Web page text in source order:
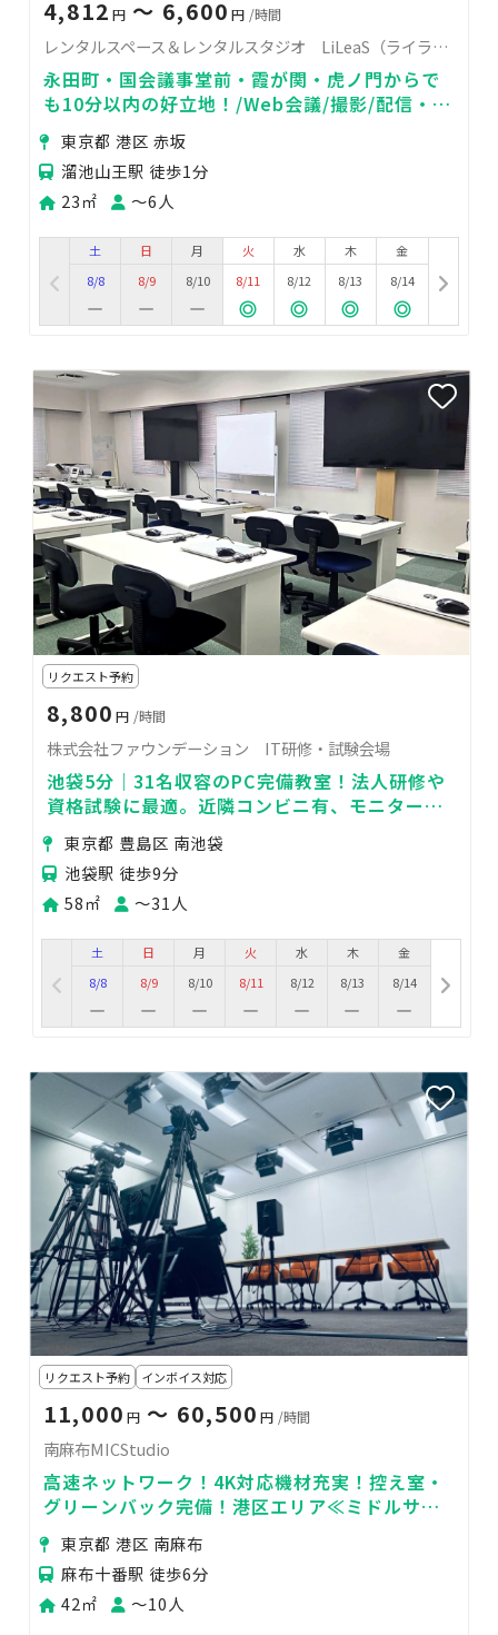
4,812 円 〜 6,600 円 /時間
レンタルスペース＆レンタルスタジオ LiLeaS（ライラス）RoomB
永田町・国会議事堂前・霞が関・虎ノ門からで
も10分以内の好立地！/Web会議/撮影/配信・撮
影サポート/スタジオ撮影/機材持ち込み可
東京都 港区 赤坂
溜池山王駅 徒歩1分
23㎡
〜6人
土
8/8
日
8/9
月
8/10
火
8/11
水
8/12
木
8/13
金
8/14
リクエスト予約
8,800 円 /時間
株式会社ファウンデーション IT研修・試験会場
池袋5分｜31名収容のPC完備教室！法人研修や
資格試験に最適。近隣コンビニ有、モニター・
Wi-Fi完備でスムーズな運営をサポート。
東京都 豊島区 南池袋
池袋駅 徒歩9分
58㎡
〜31人
土
8/8
日
8/9
月
8/10
火
8/11
水
8/12
木
8/13
金
8/14
リクエスト予約 インボイス対応
11,000 円 〜 60,500 円 /時間
南麻布MICStudio
高速ネットワーク！4K対応機材充実！控え室・
グリーンバック完備！港区エリア≪ミドルサイ
ズ／機材充実／防音設計≫
東京都 港区 南麻布
麻布十番駅 徒歩6分
42㎡
〜10人